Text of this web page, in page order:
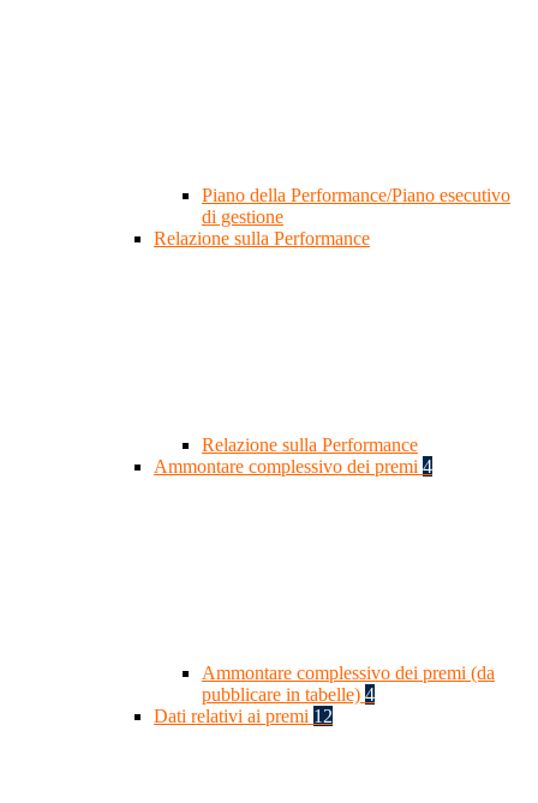
Piano della Performance/Piano esecutivo
di gestione
Relazione sulla Performance
Relazione sulla Performance
Ammontare complessivo dei premi 4
Ammontare complessivo dei premi (da
pubblicare in tabelle) 4
Dati relativi ai premi 12